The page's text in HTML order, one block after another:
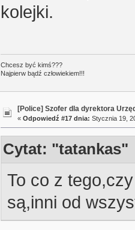
kolejki.
Chcesz być kimś???
Najpierw bądź człowiekiem!!!
[Police] Szofer dla dyrektora
« Odpowiedź #17 dnia: Stycznia 19,
Cytat: "tatankas"
To co z
są,inni od